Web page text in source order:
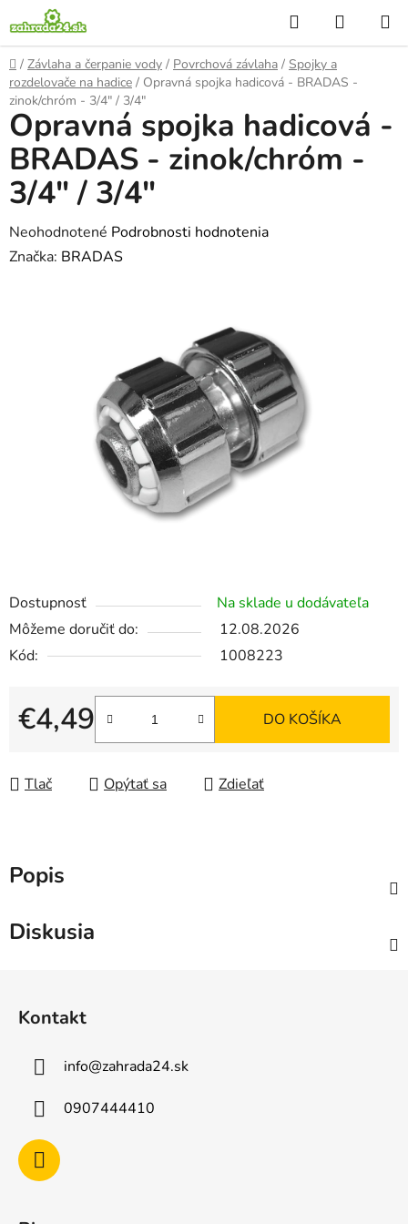
na
obsah
Hľadať
KOŠÍK
Domov
/ Závlaha a čerpanie vody / Povrchová závlaha / Spojky a
rozdelovače na hadice / Opravná spojka hadicová - BRADAS -
zinok/chróm - 3/4" / 3/4"
Dostupnosť
Na sklade u dodávateľa
Môžeme doručiť do:
12.08.2026
Kód:
1008223
€4,49
Jednotková cena:
DO KOŠÍKA
Tlač Opýtať sa Zdieľať
Opravná spojka hadicová -
BRADAS - zinok/chróm -
3/4" / 3/4"
Priemerné
hodnotenie
Neohodnotené Podrobnosti hodnotenia
Značka: BRADAS
Popis
Diskusia
Kontakt
info@zahrada24.sk
0907444410